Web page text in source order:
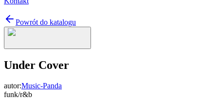
Powrót do katalogu
Under Cover
autor:Music-Panda
funk/r&b